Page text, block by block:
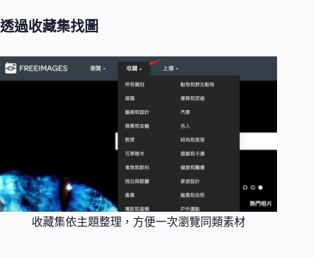
透過收藏集找圖
收藏集依主題整理，方便一次瀏覽同類素材